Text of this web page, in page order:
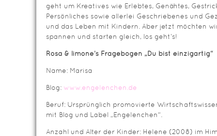
geht um Kreatives wie Erlebtes, Genähtes,
Persönliches sowie allerlei Geschriebenes und
und das Leben mit Kindern. Aber jetzt möchten
spannen und starten gleich, los geht’s!
Rosa & limone’s Fragebogen „Du bist einzigartig“
Name: Marisa
Blog: www.engelenchen.de
Beruf: Ursprünglich promovierte
mit Blog und Label „Engelenchen“.
Anzahl und Alter der Kinder: Helene (2008) im